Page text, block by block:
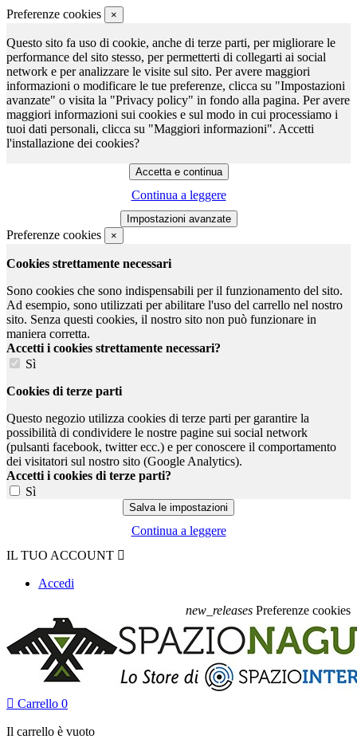
Preferenze cookies ×
Questo sito fa uso di cookie, anche di terze parti, per migliorare le
performance del sito stesso, per permetterti di collegarti ai social
network e per analizzare le visite sul sito. Per avere maggiori
informazioni o modificare le tue preferenze, clicca su "Impostazioni
avanzate" o visita la "Privacy policy" in fondo alla pagina. Per avere
maggiori informazioni sui cookies e sul modo in cui processiamo i
tuoi dati personali, clicca su "Maggiori informazioni". Accetti
l'installazione dei cookies?
Continua a leggere
Preferenze cookies ×
Cookies strettamente necessari
Sono cookies che sono indispensabili per il funzionamento del sito.
Ad esempio, sono utilizzati per abilitare l'uso del carrello nel nostro
sito. Senza questi cookies, il nostro sito non può funzionare in
maniera corretta.
Accetti i cookies strettamente necessari?
Sì
Cookies di terze parti
Questo negozio utilizza cookies di terze parti per garantire la
possibilità di condividere le nostre pagine sui social network
(pulsanti facebook, twitter ecc.) e per conoscere il comportamento
dei visitatori sul nostro sito (Google Analytics).
Accetti i cookies di terze parti?
Sì
Continua a leggere
IL TUO ACCOUNT 
Accedi
new_releases Preferenze cookies
 Carrello 0
Il carrello è vuoto